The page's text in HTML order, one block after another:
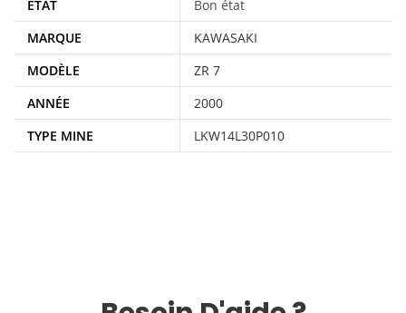
ÉTAT
Bon état
MARQUE
KAWASAKI
MODÈLE
ZR 7
ANNÉE
2000
TYPE MINE
LKW14L30P010